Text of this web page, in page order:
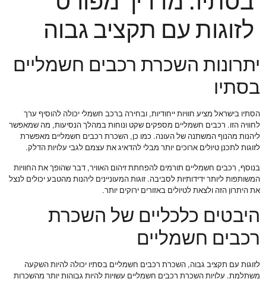
לזוגות עם תקציב גבוה
יתרונות השכרת רכבים חשמליים
בסתיו
הסתיו בישראל מציע חוויות ייחודיות, ובחירה ברכב חשמלי יכולה להוסיף ערך
לחוויה הזו. רכבים חשמליים מספקים שקט ונוחות במהלך הנסיעות, מה שמאפשר
ליהנות מהנוף המשתנה של העונה. כמו כן, השכרת רכבים חשמליים מאפשרת
לזוגות לתכנן טיולים ארוכים יותר מבלי להדאיג את עצמם לגבי עלויות הדלק.
בנוסף, רכבים חשמליים תורמים להפחתת זיהום האוויר, דבר שהופך את החוויות
המשותפות ליותר ידידותיות לסביבה. זוגות המעוניינים ליהנות מהטבע יכולים לנצל
את היתרון הזה ולצאת לטיולים באזורים ירוקים יותר.
היבטים כלכליים של השכרת
רכבים חשמליים
לזוגות עם תקציב גבוה, השכרת רכבים חשמליים בסתיו יכולה להיות השקעה
משתלמת. עלויות השכרת רכבים חשמליים עשויות להיות גבוהות יותר מהשכרות